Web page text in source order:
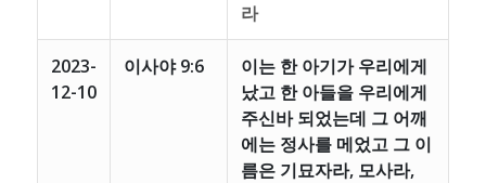
라
2023-
12-10
이사야 9:6
이는 한 아기가 우리에게
났고 한 아들을 우리에게
주신바 되었는데 그 어깨
에는 정사를 메었고 그 이
름은 기묘자라, 모사라,